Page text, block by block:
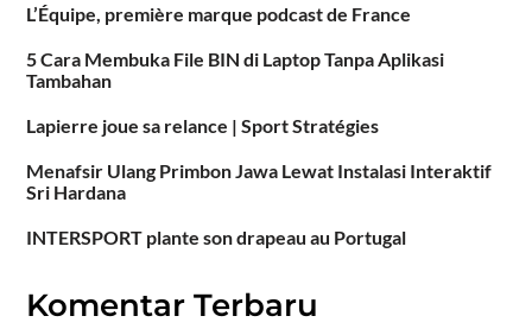
L’Équipe, première marque podcast de France
5 Cara Membuka File BIN di Laptop Tanpa Aplikasi
Tambahan
Lapierre joue sa relance | Sport Stratégies
Menafsir Ulang Primbon Jawa Lewat Instalasi Interaktif
Sri Hardana
INTERSPORT plante son drapeau au Portugal
Komentar Terbaru